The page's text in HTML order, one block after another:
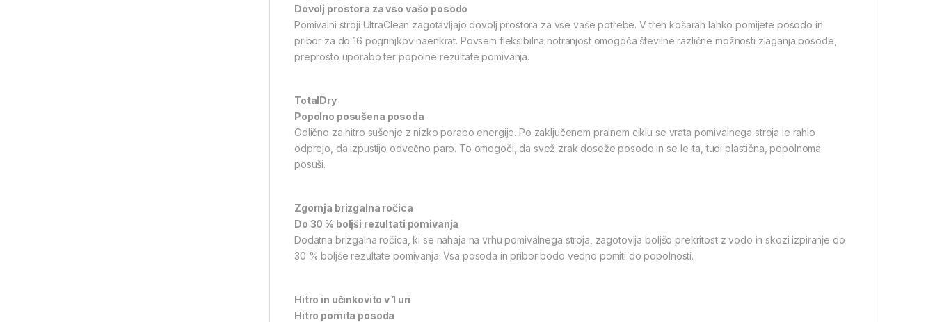
Dovolj prostora za vso vašo posodo
Pomivalni stroji UltraClean zagotavljajo dovolj prostora za vse vaše potrebe. V treh košarah lahko pomijete posodo in
pribor za do 16 pogrinjkov naenkrat. Povsem fleksibilna notranjost omogoča številne različne možnosti zlaganja posode,
preprosto uporabo ter popolne rezultate pomivanja.
TotalDry
Popolno posušena posoda
Odlično za hitro sušenje z nizko porabo energije. Po zaključenem pralnem ciklu se vrata pomivalnega stroja le rahlo
odprejo, da izpustijo odvečno paro. To omogoči, da svež zrak doseže posodo in se le-ta, tudi plastična, popolnoma
posuši.
Zgornja brizgalna ročica
Do 30 % boljši rezultati pomivanja
Dodatna brizgalna ročica, ki se nahaja na vrhu pomivalnega stroja, zagotovlja boljšo prekritost z vodo in skozi izpiranje do
30 % boljše rezultate pomivanja. Vsa posoda in pribor bodo vedno pomiti do popolnosti.
Hitro in učinkovito v 1 uri
Hitro pomita posoda